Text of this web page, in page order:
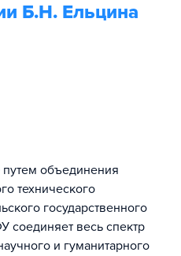
Б.Н. Ельцина
путем объединения
технического
государственного
соединяет весь спектр
и гуманитарного